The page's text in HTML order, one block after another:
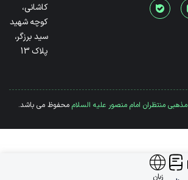
کاشانی،
کوچه شهید
سید برزگر،
پلاک 13
منتظران امام منصور علیه السلاممحفوظ می باشد.
زبان